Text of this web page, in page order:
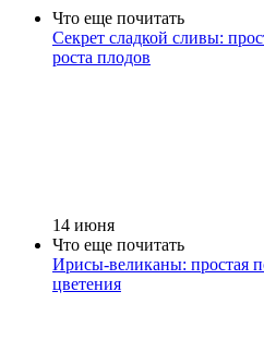
Что еще почитать
Секрет сладкой сливы:
роста плодов
14 июня
Что еще почитать
Ирисы-великаны: простая
цветения